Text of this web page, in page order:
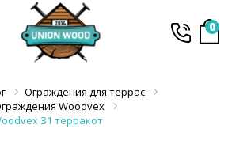
0
Ограждения для террас
Woodvex
З1 терракот